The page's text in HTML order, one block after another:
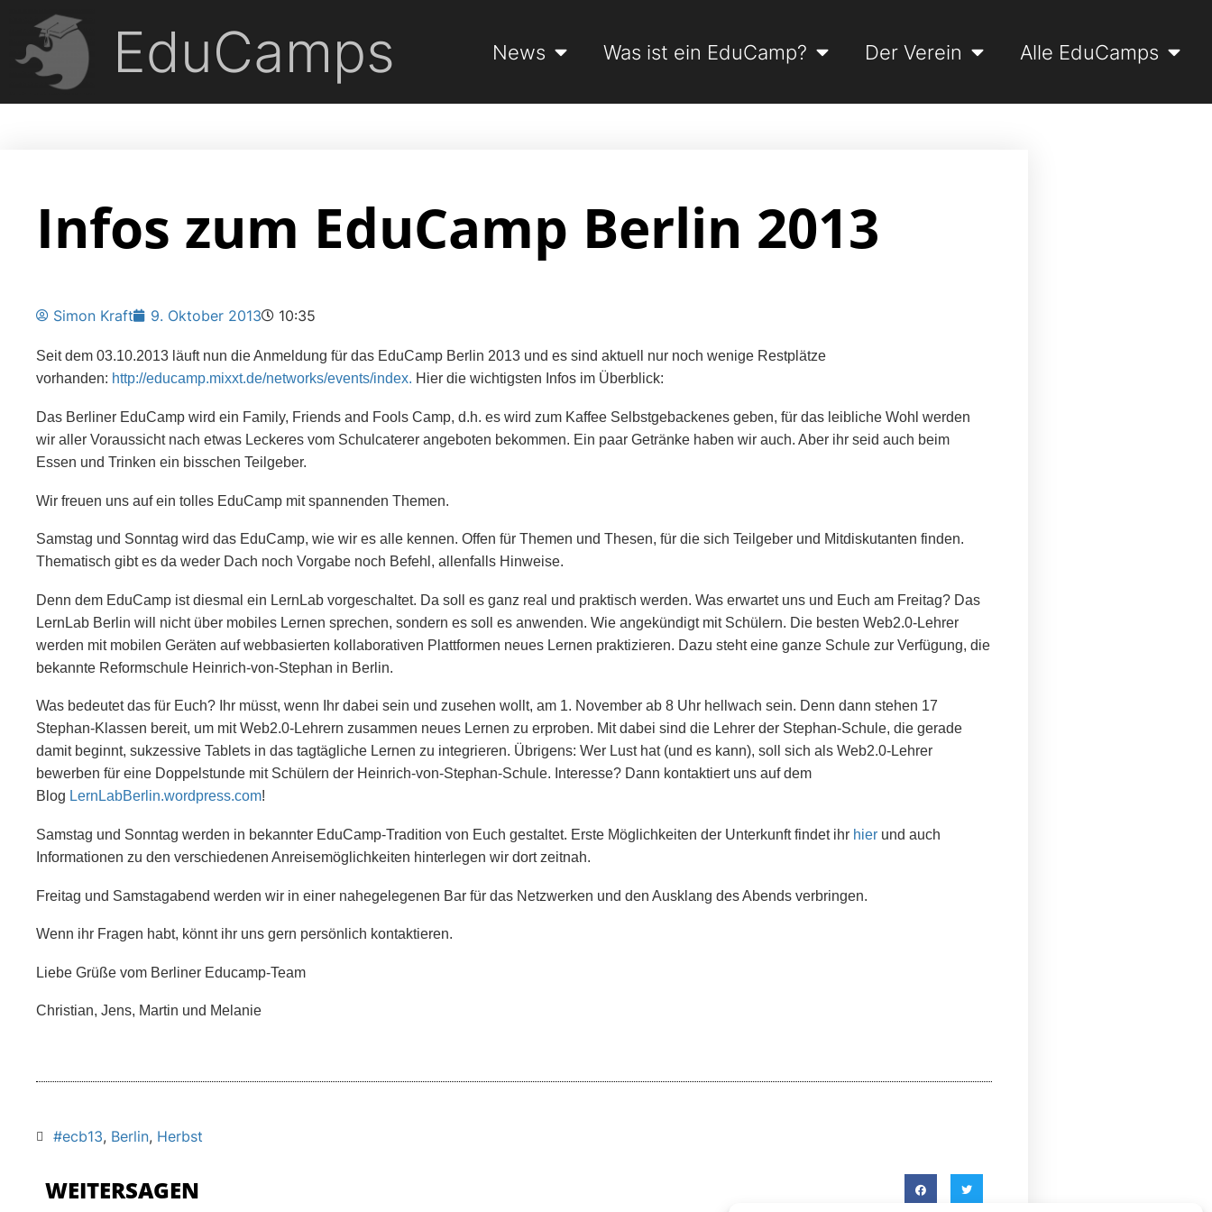
EduCamps News Was ist ein EduCamp? Der Verein Alle EduCamps
Infos zum EduCamp Berlin 2013
Simon Kraft 9. Oktober 2013 10:35
Seit dem 03.10.2013 läuft nun die Anmeldung für das EduCamp Berlin 2013 und es sind aktuell nur noch wenige Restplätze
vorhanden: http://educamp.mixxt.de/networks/events/index. Hier die wichtigsten Infos im Überblick:
Das Berliner EduCamp wird ein Family, Friends and Fools Camp, d.h. es wird zum Kaffee Selbstgebackenes geben, für das leibliche Wohl werden
wir aller Voraussicht nach etwas Leckeres vom Schulcaterer angeboten bekommen. Ein paar Getränke haben wir auch. Aber ihr seid auch beim
Essen und Trinken ein bisschen Teilgeber.
Wir freuen uns auf ein tolles EduCamp mit spannenden Themen.
Samstag und Sonntag wird das EduCamp, wie wir es alle kennen. Offen für Themen und Thesen, für die sich Teilgeber und Mitdiskutanten finden.
Thematisch gibt es da weder Dach noch Vorgabe noch Befehl, allenfalls Hinweise.
Denn dem EduCamp ist diesmal ein LernLab vorgeschaltet. Da soll es ganz real und praktisch werden. Was erwartet uns und Euch am Freitag? Das
LernLab Berlin will nicht über mobiles Lernen sprechen, sondern es soll es anwenden. Wie angekündigt mit Schülern. Die besten Web2.0-Lehrer
werden mit mobilen Geräten auf webbasierten kollaborativen Plattformen neues Lernen praktizieren. Dazu steht eine ganze Schule zur Verfügung, die
bekannte Reformschule Heinrich-von-Stephan in Berlin.
Was bedeutet das für Euch? Ihr müsst, wenn Ihr dabei sein und zusehen wollt, am 1. November ab 8 Uhr hellwach sein. Denn dann stehen 17
Stephan-Klassen bereit, um mit Web2.0-Lehrern zusammen neues Lernen zu erproben. Mit dabei sind die Lehrer der Stephan-Schule, die gerade
damit beginnt, sukzessive Tablets in das tagtägliche Lernen zu integrieren. Übrigens: Wer Lust hat (und es kann), soll sich als Web2.0-Lehrer
bewerben für eine Doppelstunde mit Schülern der Heinrich-von-Stephan-Schule. Interesse? Dann kontaktiert uns auf dem
Blog LernLabBerlin.wordpress.com!
Samstag und Sonntag werden in bekannter EduCamp-Tradition von Euch gestaltet. Erste Möglichkeiten der Unterkunft findet ihr hier und auch
Informationen zu den verschiedenen Anreisemöglichkeiten hinterlegen wir dort zeitnah.
Freitag und Samstagabend werden wir in einer nahegelegenen Bar für das Netzwerken und den Ausklang des Abends verbringen.
Wenn ihr Fragen habt, könnt ihr uns gern persönlich kontaktieren.
Liebe Grüße vom Berliner Educamp-Team
Christian, Jens, Martin und Melanie
#ecb13, Berlin, Herbst
WEITERSAGEN